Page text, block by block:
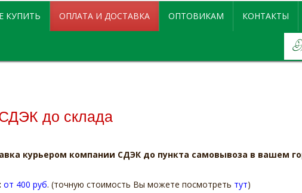
КУПИТЬ ОПЛАТА И ДОСТАВКА ОПТОВИКАМ КОНТАКТЫ
до склада
курьером компании СДЭК до пункта самовывоза в вашем
от 400 руб. (точную стоимость Вы можете посмотреть тут)